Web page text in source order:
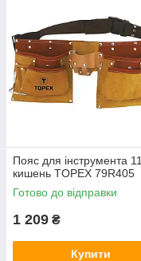
Пояс для інструмента 11
кишень TOPEX 79R405
Готово до відправки
1 209 ₴
Купити